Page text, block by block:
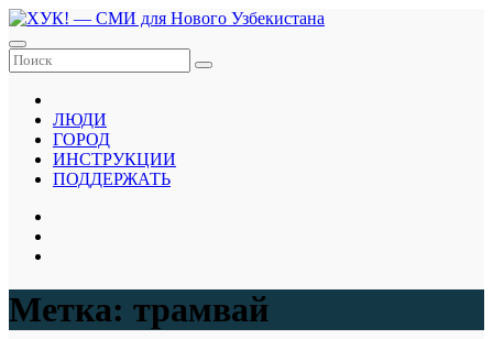
Перейти
к
содержанию
ЛЮДИ
ГОРОД
ИНСТРУКЦИИ
ПОДДЕРЖАТЬ
Метка: трамвай